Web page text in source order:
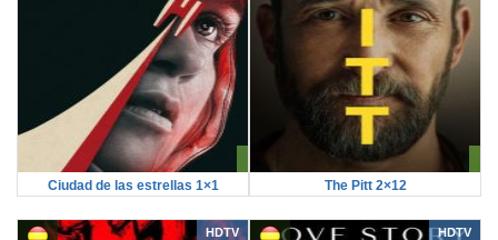
Ciudad de las estrellas 1×1 The Pitt 2×12
HDTV HDTV